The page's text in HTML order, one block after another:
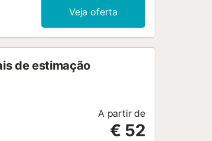
na rua paraVeja oferta
de estimação
A partir de
€ 52